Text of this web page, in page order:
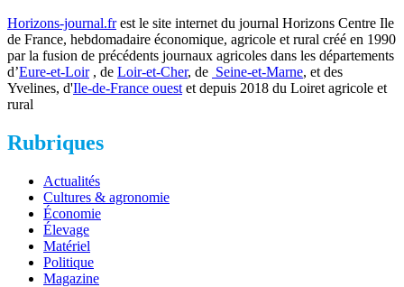
Horizons-journal.frest le site internet du journal Horizons Centre Ile
de France, hebdomadaire économique, agricole et rural créé en 1990
par la fusion de précédents journaux agricoles dans les départements
d’Eure-et-Loir, de Loir-et-Cher, de Seine-et-Marne, et des
Yvelines, d'Ile-de-France ouest et depuis 2018 du Loiret agricole et
rural
Rubriques
Actualités
Cultures & agronomie
Économie
Élevage
Matériel
Politique
Magazine